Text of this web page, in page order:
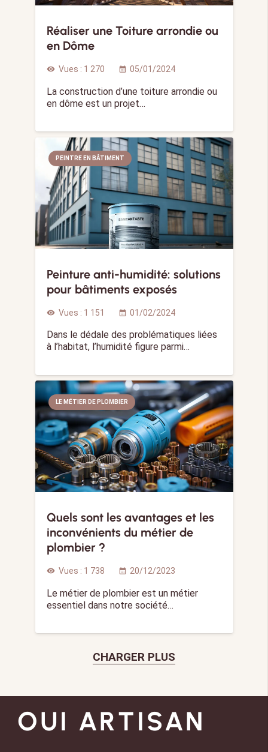
Réaliser une Toiture arrondie ou
en Dôme
visibility Vues : 1 270 calendar_month 05/01/2024
La construction d’une toiture arrondie ou
en dôme est un projet…
PEINTRE EN BÂTIMENT
Peinture anti-humidité: solutions
pour bâtiments exposés
visibility Vues : 1 151 calendar_month 01/02/2024
Dans le dédale des problématiques liées
à l’habitat, l’humidité figure parmi…
LE MÉTIER DE PLOMBIER
Quels sont les avantages et les
inconvénients du métier de
plombier ?
visibility Vues : 1 738 calendar_month 20/12/2023
Le métier de plombier est un métier
essentiel dans notre société…
CHARGER PLUS
OUI ARTISAN